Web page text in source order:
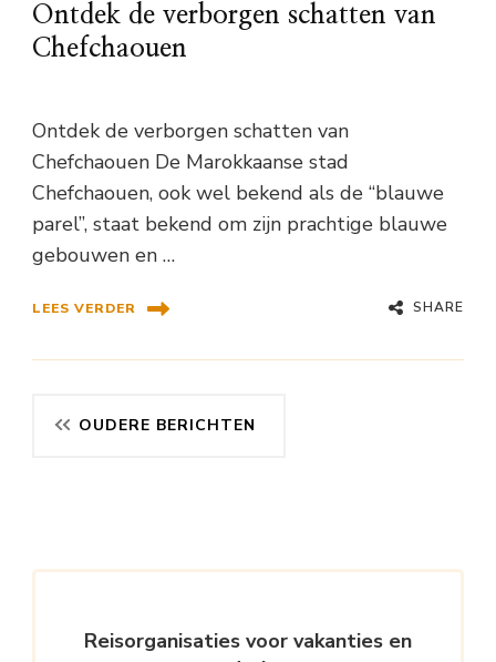
Ontdek de verborgen schatten van
Chefchaouen
Ontdek de verborgen schatten van
Chefchaouen De Marokkaanse stad
Chefchaouen, ook wel bekend als de “blauwe
parel”, staat bekend om zijn prachtige blauwe
gebouwen en …
LEES VERDER SHARE
Berichtennavigatie
OUDERE BERICHTEN
Reisorganisaties voor vakanties en